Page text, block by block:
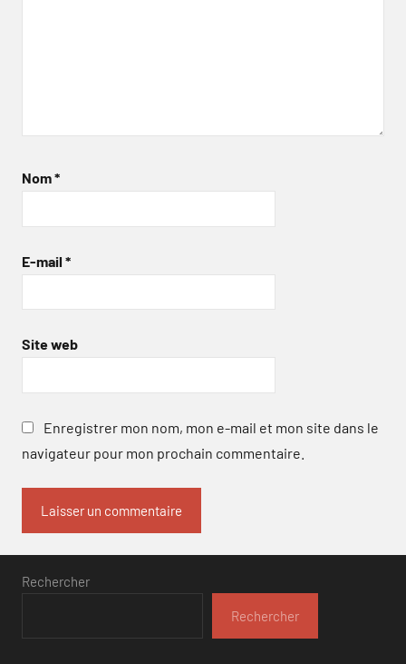
Nom*
E-mail *
Site web
Enregistrer mon nom, mon e-mail et mon site dans le
navigateur pour mon prochain commentaire.
Rechercher
Rechercher